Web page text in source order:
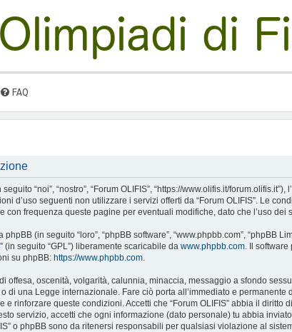
FAQ
“noi”, “nostro”, “Forum OLIFIS”, “https://www.olifis.it/
d’uso seguenti non utilizzare i servizi offerti da “Forum OLIFIS”. Le
frequenza queste pagine per eventuali modifiche, dato che l’uso dei
phpBB (in seguito “loro”, “phpBB software”, “www.phpbb.com”,
” (in seguito “GPL”) liberamente scaricabile da www.phpbb.com . Il
su phpBB: https://www.phpbb.com
offesa, oscenità, volgarità, calunnia, minaccia, messaggio a sfondo
o di una Legge internazionale. Fare ciò porta all’immediato e
e rinforzare queste condizioni. Accetti che “Forum OLIFIS” abbia il
servizio, accetti che ogni informazione (dato personale) tu abbia
o phpBB sono da ritenersi responsabili per qualsiasi violazione al